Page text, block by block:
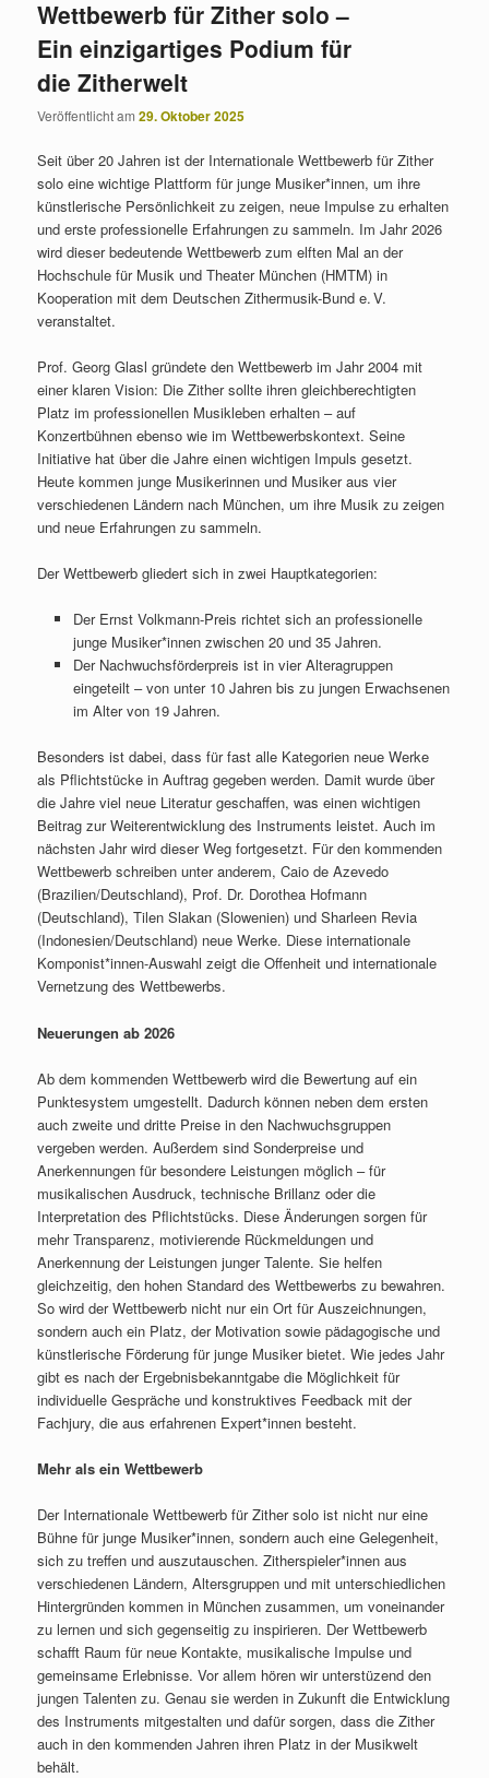
Wettbewerb für Zither solo –
Ein einzigartiges Podium für
die Zitherwelt
Veröffentlicht am29. Oktober 2025
Seit über 20 Jahren ist der Internationale Wettbewerb für Zither
solo eine wichtige Plattform für junge Musiker*innen, um ihre
künstlerische Persönlichkeit zu zeigen, neue Impulse zu erhalten
und erste professionelle Erfahrungen zu sammeln. Im Jahr 2026
wird dieser bedeutende Wettbewerb zum elften Mal an der
Hochschule für Musik und Theater München (HMTM) in
Kooperation mit dem Deutschen Zithermusik-Bund e. V.
veranstaltet.
Prof. Georg Glasl gründete den Wettbewerb im Jahr 2004 mit
einer klaren Vision: Die Zither sollte ihren gleichberechtigten
Platz im professionellen Musikleben erhalten – auf
Konzertbühnen ebenso wie im Wettbewerbskontext. Seine
Initiative hat über die Jahre einen wichtigen Impuls gesetzt.
Heute kommen junge Musikerinnen und Musiker aus vier
verschiedenen Ländern nach München, um ihre Musik zu zeigen
und neue Erfahrungen zu sammeln.
Der Wettbewerb gliedert sich in zwei Hauptkategorien:
Der Ernst Volkmann-Preis richtet sich an professionelle
junge Musiker*innen zwischen 20 und 35 Jahren.
Der Nachwuchsförderpreis ist in vier Alteragruppen
eingeteilt – von unter 10 Jahren bis zu jungen Erwachsenen
im Alter von 19 Jahren.
Besonders ist dabei, dass für fast alle Kategorien neue Werke
als Pflichtstücke in Auftrag gegeben werden. Damit wurde über
die Jahre viel neue Literatur geschaffen, was einen wichtigen
Beitrag zur Weiterentwicklung des Instruments leistet. Auch im
nächsten Jahr wird dieser Weg fortgesetzt. Für den kommenden
Wettbewerb schreiben unter anderem, Caio de Azevedo
(Brazilien/Deutschland), Prof. Dr. Dorothea Hofmann
(Deutschland), Tilen Slakan (Slowenien) und Sharleen Revia
(Indonesien/Deutschland) neue Werke. Diese internationale
Komponist*innen-Auswahl zeigt die Offenheit und internationale
Vernetzung des Wettbewerbs.
Neuerungen ab 2026
Ab dem kommenden Wettbewerb wird die Bewertung auf ein
Punktesystem umgestellt. Dadurch können neben dem ersten
auch zweite und dritte Preise in den Nachwuchsgruppen
vergeben werden. Außerdem sind Sonderpreise und
Anerkennungen für besondere Leistungen möglich – für
musikalischen Ausdruck, technische Brillanz oder die
Interpretation des Pflichtstücks. Diese Änderungen sorgen für
mehr Transparenz, motivierende Rückmeldungen und
Anerkennung der Leistungen junger Talente. Sie helfen
gleichzeitig, den hohen Standard des Wettbewerbs zu bewahren.
So wird der Wettbewerb nicht nur ein Ort für Auszeichnungen,
sondern auch ein Platz, der Motivation sowie pädagogische und
künstlerische Förderung für junge Musiker bietet. Wie jedes Jahr
gibt es nach der Ergebnisbekanntgabe die Möglichkeit für
individuelle Gespräche und konstruktives Feedback mit der
Fachjury, die aus erfahrenen Expert*innen besteht.
Mehr als ein Wettbewerb
Der Internationale Wettbewerb für Zither solo ist nicht nur eine
Bühne für junge Musiker*innen, sondern auch eine Gelegenheit,
sich zu treffen und auszutauschen. Zitherspieler*innen aus
verschiedenen Ländern, Altersgruppen und mit unterschiedlichen
Hintergründen kommen in München zusammen, um voneinander
zu lernen und sich gegenseitig zu inspirieren. Der Wettbewerb
schafft Raum für neue Kontakte, musikalische Impulse und
gemeinsame Erlebnisse. Vor allem hören wir unterstüzend den
jungen Talenten zu. Genau sie werden in Zukunft die Entwicklung
des Instruments mitgestalten und dafür sorgen, dass die Zither
auch in den kommenden Jahren ihren Platz in der Musikwelt
behält.